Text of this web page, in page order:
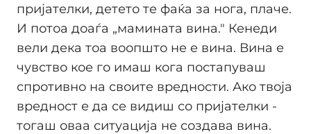
пријателки, детето те фаќа за нога, плаче.
И потоа доаѓа „мамината вина." Кенеди
вели дека тоа воопшто не е вина. Вина е
чувство кое го имаш кога постапуваш
спротивно на своите вредности. Ако твоја
вредност е да се видиш со пријателки -
тогаш оваа ситуација не создава вина.